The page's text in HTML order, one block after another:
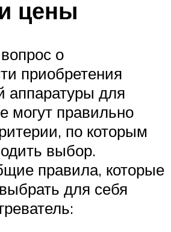
цены
о
приобретения
аппаратуры для
могут правильно
по которым
выбор.
правила, которые
для себя